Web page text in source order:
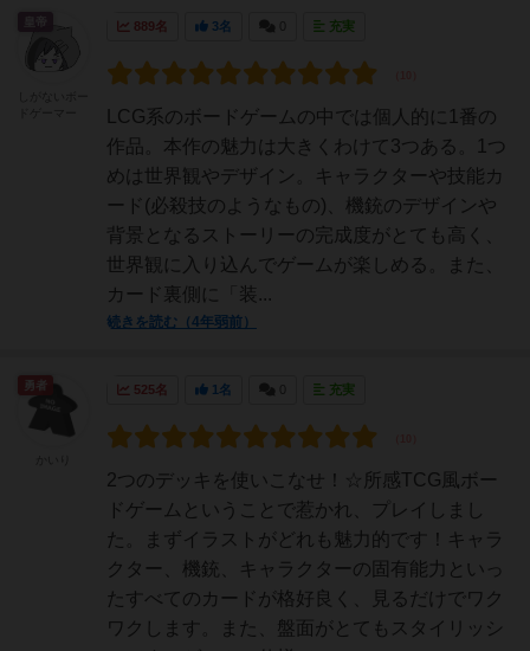
889名 3名 充実
LCG系のボードゲームの中では個人的に1番の
作品。本作の魅力は大きくわけて3つある。1つ
めは世界観やデザイン。キャラクターや技能カ
ード(必殺技のようなもの)、機銃のデザインや
背景となるストーリーの完成度がとても高く、
世界観に入り込んでゲームが楽しめる。また、
カード裏側に「装...
続きを読む（4年弱前）
525名 1名 充実
2つのデッキを使いこなせ！☆所感TCG風ボー
ドゲームということで惹かれ、プレイしまし
た。まずイラストがどれも魅力的です！キャラ
クター、機銃、キャラクターの固有能力といっ
たすべてのカードが格好良く、見るだけでワク
ワクします。また、盤面がとてもスタイリッシ
勇者